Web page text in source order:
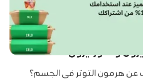
والكورتيزول
هرمون التوتر في الجسم؟